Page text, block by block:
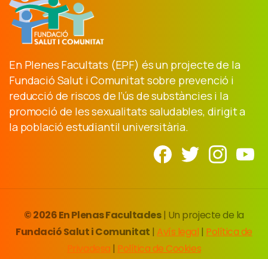
En Plenes Facultats (EPF) és un projecte de la
Fundació Salut i Comunitat sobre prevenció i
reducció de riscos de l’ús de substàncies i la
promoció de les sexualitats saludables, dirigit a
la població estudiantil universitària.
© 2026 En Plenas Facultades| Un projecte de la
Fundació Salut i Comunitat | Avís legal | Política de
Privadesa | Política de Cookies